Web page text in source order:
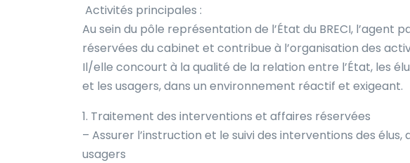
Activités principales :
Au sein du pôle représentation de l’État du BRECI, l’agent
réservées du cabinet et contribue à l’organisation des
Il/elle concourt à la qualité de la relation entre l’État, les
et les usagers, dans un environnement réactif et exigeant.
1. Traitement des interventions et affaires réservées
– Assurer l’instruction et le suivi des interventions des
usagers